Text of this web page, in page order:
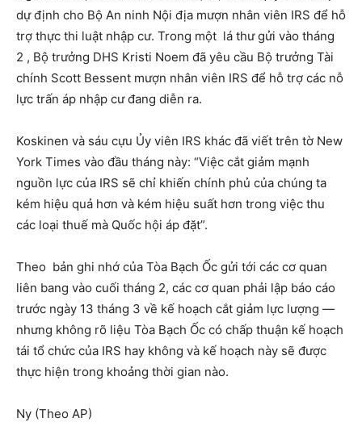
dự định cho Bộ An ninh Nội địa mượn nhân viên IRS để hỗ
trợ thực thi luật nhập cư. Trong một lá thư gửi vào tháng
2 , Bộ trưởng DHS Kristi Noem đã yêu cầu Bộ trưởng Tài
chính Scott Bessent mượn nhân viên IRS để hỗ trợ các nỗ
lực trấn áp nhập cư đang diễn ra.
Koskinen và sáu cựu Ủy viên IRS khác đã viết trên tờ New
York Times vào đầu tháng này: “Việc cắt giảm mạnh
nguồn lực của IRS sẽ chỉ khiến chính phủ của chúng ta
kém hiệu quả hơn và kém hiệu suất hơn trong việc thu
các loại thuế mà Quốc hội áp đặt”.
Theo bản ghi nhớ của Tòa Bạch Ốc gửi tới các cơ quan
liên bang vào cuối tháng 2, các cơ quan phải lập báo cáo
trước ngày 13 tháng 3 về kế hoạch cắt giảm lực lượng —
nhưng không rõ liệu Tòa Bạch Ốc có chấp thuận kế hoạch
tái tổ chức của IRS hay không và kế hoạch này sẽ được
thực hiện trong khoảng thời gian nào.
Ny (Theo AP)